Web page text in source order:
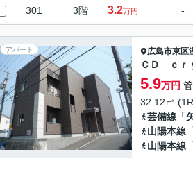
301 3階 3.2万円 -
アパート 広島市東区
ＣＤ ｃｒ
5.9万円
32.12㎡
芸備線 「
山陽本線
山陽本線